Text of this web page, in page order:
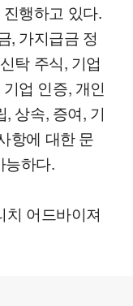
행하고 있다.
, 가지급금 정
탁 주식, 기업
업 인증, 개인
상속, 증여, 기
항에 대한 문
능하다.
치 어드바이져